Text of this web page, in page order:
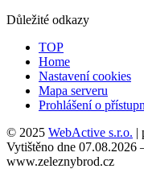
Důležité odkazy
TOP
Home
Nastavení cookies
Mapa serveru
Prohlášení o
© 2025 WebActive s.r.o. |
Vytištěno dne
www.zeleznybrod.cz